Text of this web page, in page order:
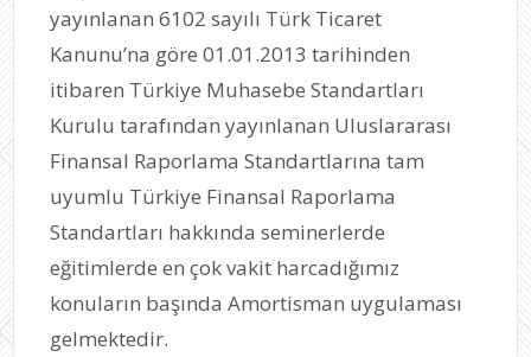
yayınlanan 6102 sayılı Türk Ticaret
Kanunu’na göre 01.01.2013 tarihinden
itibaren Türkiye Muhasebe Standartları
Kurulu tarafından yayınlanan Uluslararası
Finansal Raporlama Standartlarına tam
uyumlu Türkiye Finansal Raporlama
Standartları hakkında seminerlerde
eğitimlerde en çok vakit harcadığımız
konuların başında Amortisman uygulaması
gelmektedir.